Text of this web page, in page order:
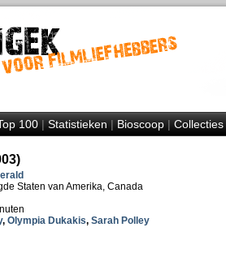
100|Statistieken|Bioscoop|Collecties
Staten van Amerika, Canada
, Olympia Dukakis, Sarah Polley